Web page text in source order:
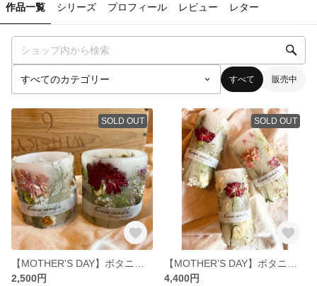
作品一覧 シリーズ プロフィール レビュー レター
すべて 販売中
SOLD OUT
2,500円
SOLD OUT
4,400円